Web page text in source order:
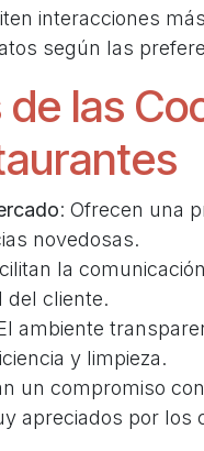
interacciones
según las
las
: Ofrecen una
novedosas.
la
del cliente.
ambiente
y limpieza.
un compromiso
apreciados por los